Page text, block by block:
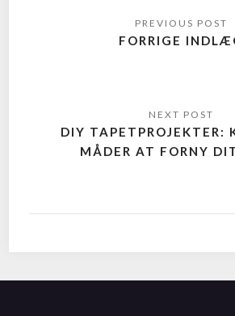
FORRIGE
DIY TAPETPROJEKTER:
MÅDER AT FORNY